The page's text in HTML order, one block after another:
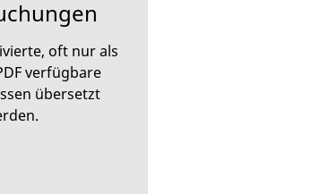
oft nur als
verfügbare
übersetzt